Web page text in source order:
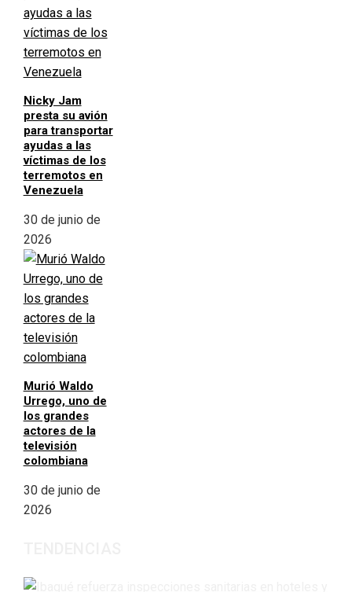
Nicky Jam
presta su avión
para transportar
ayudas a las
víctimas de los
terremotos en
Venezuela
30 de junio de
2026
Murió Waldo
Urrego, uno de
los grandes
actores de la
televisión
colombiana
30 de junio de
2026